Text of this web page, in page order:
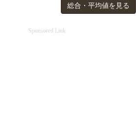
総合・平均値を見る
Sponsored Link